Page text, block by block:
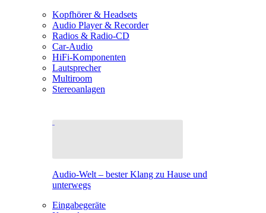
Kopfhörer & Headsets
Audio Player & Recorder
Radios & Radio-CD
Car-Audio
HiFi-Komponenten
Lautsprecher
Multiroom
Stereoanlagen
Audio-Welt – bester Klang zu Hause und
unterwegs
Eingabegeräte